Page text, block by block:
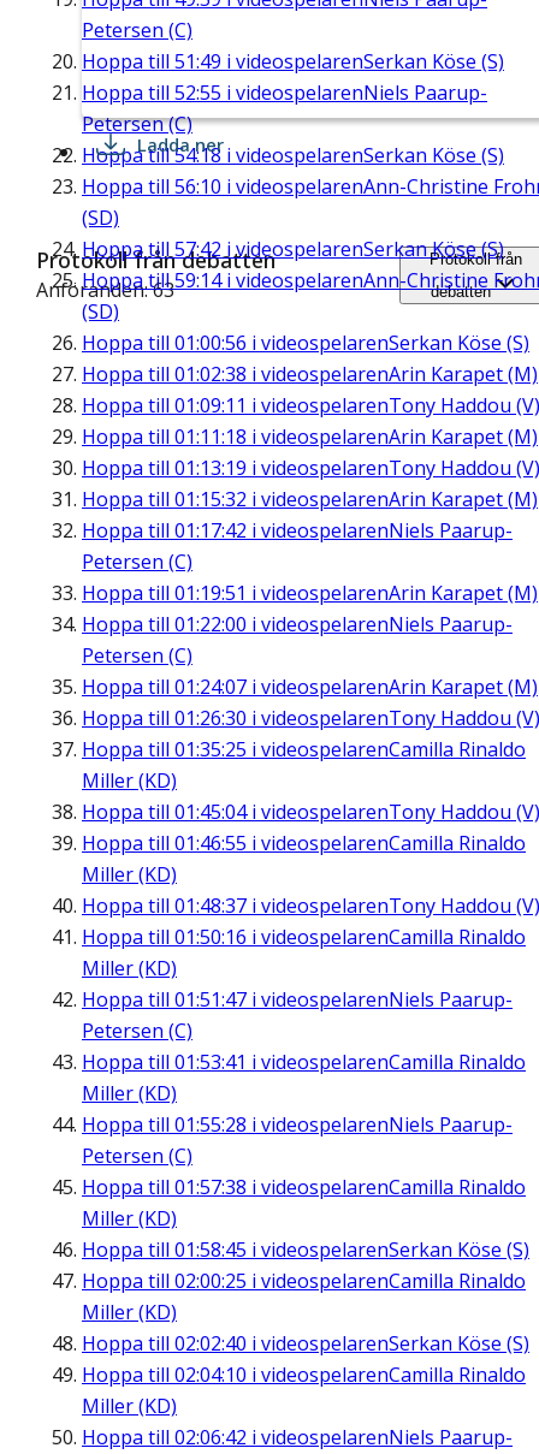
Petersen (C)
Hoppa till 51:49 i videospelarenSerkan Köse (S)
Hoppa till 52:55 i videospelarenNiels Paarup-
Petersen (C)
Hoppa till54:18 i videospelarenSerkan Köse (S)
Hoppa till 56:10 i videospelarenAnn-Christine
(SD)
Hoppa till 57:42 i videospelarenSerkan Köse (S)
Hoppa till59:14i videospelarenAnn-Christine
(SD)
Hoppa till 01:00:56 i videospelarenSerkan Köse (S)
Hoppa till 01:02:38 i videospelarenArin Karapet (M)
Hoppa till 01:09:11 i videospelarenTony Haddou (V)
Hoppa till 01:11:18 i videospelarenArin Karapet (M)
Hoppa till 01:13:19 i videospelarenTony Haddou (V)
Hoppa till 01:15:32 i videospelarenArin Karapet (M)
Hoppa till 01:17:42 i videospelarenNiels Paarup-
Petersen (C)
Hoppa till 01:19:51 i videospelarenArin Karapet (M)
Hoppa till 01:22:00 i videospelarenNiels Paarup-
Petersen (C)
Hoppa till 01:24:07 i videospelarenArin Karapet (M)
Hoppa till 01:26:30 i videospelarenTony Haddou (V)
Hoppa till 01:35:25 i videospelarenCamilla Rinaldo
Miller (KD)
Hoppa till 01:45:04i videospelarenTony Haddou (V)
Hoppa till 01:46:55 i videospelarenCamilla Rinaldo
Miller (KD)
Hoppa till 01:48:37 i videospelarenTony Haddou (V)
Hoppa till 01:50:16 i videospelarenCamilla Rinaldo
Miller (KD)
Hoppa till 01:51:47 i videospelarenNiels Paarup-
Petersen (C)
Hoppa till 01:53:41 i videospelarenCamilla Rinaldo
Miller (KD)
Hoppa till 01:55:28 i videospelarenNiels Paarup-
Petersen (C)
Hoppa till 01:57:38 i videospelarenCamilla Rinaldo
Miller (KD)
Hoppa till 01:58:45 i videospelarenSerkan Köse (S)
Hoppa till 02:00:25 i videospelarenCamilla Rinaldo
Miller (KD)
Hoppa till 02:02:40 i videospelarenSerkan Köse (S)
Hoppa till 02:04:10 i videospelarenCamilla Rinaldo
Miller (KD)
Hoppa till 02:06:42 i videospelarenNiels Paarup-
Ladda ner
Protokoll från debatten
Anföranden: 63
Protokoll från
debatten